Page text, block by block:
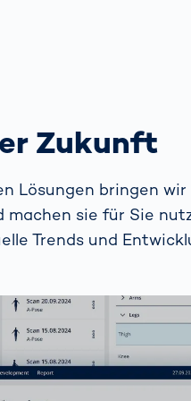
Zukunft
Lösungen bringen wir
sie für Sie
Trends und